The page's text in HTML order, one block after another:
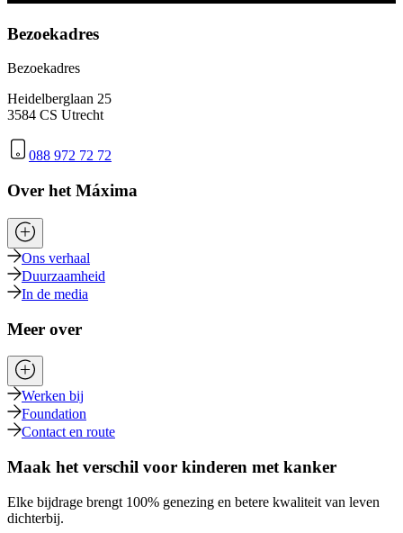
Bezoekadres
Bezoekadres
Heidelberglaan 25
3584 CS Utrecht
088 972 72 72
Over het Máxima
Ons verhaal
Duurzaamheid
In de media
Meer over
Werken bij
Foundation
Contact en route
Maak het verschil voor kinderen met kanker
Elke bijdrage brengt 100% genezing en betere kwaliteit van leven
dichterbij.